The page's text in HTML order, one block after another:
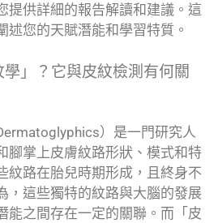
提供詳細的報告解讀和建議。這
述您的天賦潛能和學習特質。
」？它與皮紋檢測有何關
）是一門研究人
腳掌上皮膚紋路形狀、模式和特
紋路在胎兒時期形成，且終身不
，這些獨特的紋路與大腦的發展
能之間存在一定的關聯。而「皮